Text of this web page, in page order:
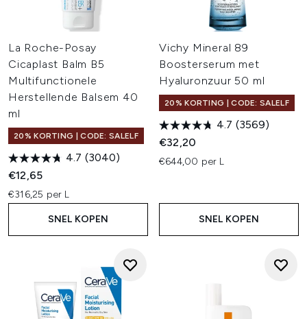
La Roche-Posay
Cicaplast Balm B5
Multifunctionele
Herstellende Balsem 40
ml
20% KORTING | CODE: SALELF
4.7 (3040)
€12,65
€316,25 per L
SNEL KOPEN
Vichy Mineral 89
Boosterserum met
Hyaluronzuur 50 ml
20% KORTING | CODE: SALELF
4.7 (3569)
€32,20
€644,00 per L
SNEL KOPEN